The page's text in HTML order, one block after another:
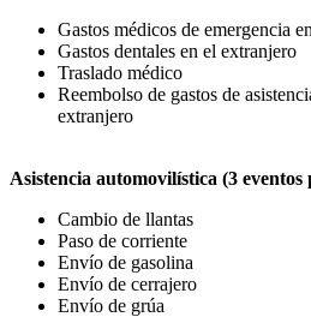
Gastos médicos de emergencia
Gastos dentales en el extranjero
Traslado médico
Reembolso de gastos de
extranjero
Asistencia automovilística (3 eventos
Cambio de llantas
Paso de corriente
Envío de gasolina
Envío de cerrajero
Envío de grúa